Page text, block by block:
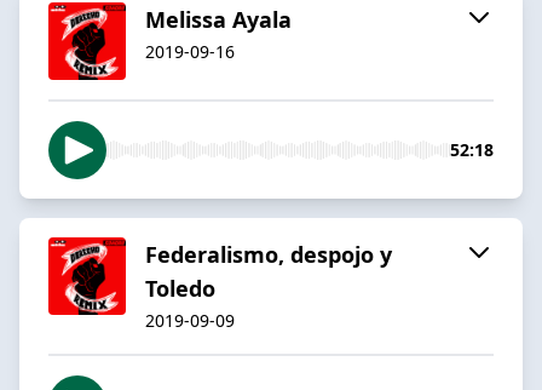
Melissa Ayala
2019-09-16
52:18
Federalismo, despojo y
Toledo
2019-09-09